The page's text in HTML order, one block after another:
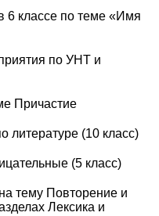
6 классе по теме «Имя
по УНТ и
Причастие
литературе (10 класс)
(5 класс)
тему Повторение и
Лексика и